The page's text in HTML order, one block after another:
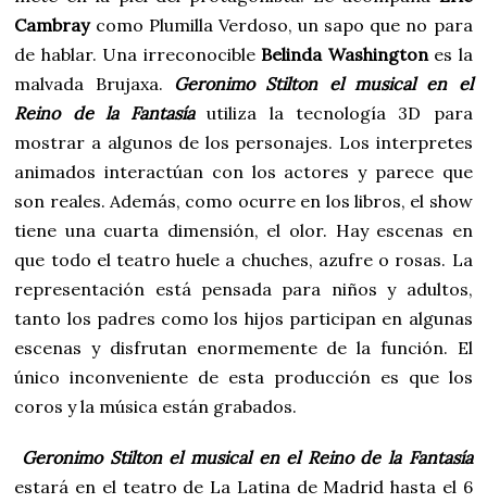
Cambraycomo Plumilla Verdoso, un sapo que no para
de hablar. Una irreconocible Belinda Washingtones la
malvada Brujaxa. Geronimo Stilton el musical en el
Reino de la Fantasíautiliza la tecnología 3D para
mostrar a algunos de los personajes. Los interpretes
animados interactúan con los actores y parece que
son reales. Además, como ocurre en los libros, el show
tiene una cuarta dimensión, el olor. Hay escenas en
que todo el teatro huele a chuches, azufre o rosas. La
representación está pensada para niños y adultos,
tanto los padres como los hijos participan en algunas
escenas y disfrutan enormemente de la función. El
único inconveniente de esta producción es que los
coros y la música están grabados.
Geronimo Stilton el musical en el Reino de la Fantasía
estará en el teatro de La Latina de Madrid hasta el 6